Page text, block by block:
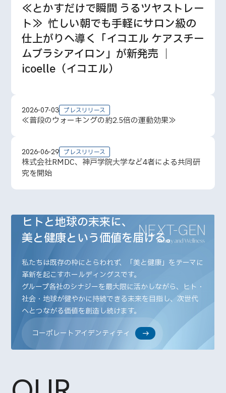
≪とかすだけで瞬間 うるツヤストレー
ト≫ 忙しい朝でも手軽にサロン級の
仕上がりへ導く「イコエル ケアスチー
ムブラシアイロン」が新発売 ｜
icoelle（イコエル）
2026-07-03 プレスリリース
≪普段のウォーキングの約2.5倍の運動効果≫
2026-06-29 プレスリリース
株式会社RMDC、神戸学院大学など4者による共同研
究を開始
ヒトと地球の未来に、
美と健康という価値を届ける。
私たちは既存の枠にとらわれず、「美と健康」をテーマに
革新を起こすホールディングスです。
グループ各社のシナジーを最大限に活かしながら、ヒト・
社会・地球が健やかに持続できる未来を目指し、次世代
へとつながる価値を創造し続けます。
コーポレートアイデンティティ